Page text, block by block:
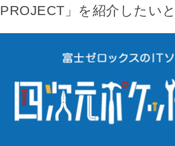
PROJECT」を紹介したい